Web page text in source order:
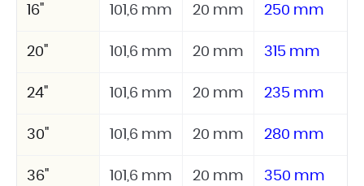
16" 101,6 mm 20 mm 250 mm
20" 101,6 mm 20 mm 315 mm
24" 101,6 mm 20 mm 235 mm
30" 101,6 mm 20 mm 280 mm
36" 101,6 mm 20 mm 350 mm